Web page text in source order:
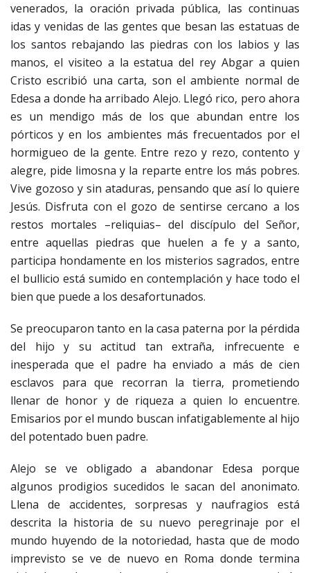
venerados, la oración privada pública, las continuas
idas y venidas de las gentes que besan las estatuas de
los santos rebajando las piedras con los labios y las
manos, el visiteo a la estatua del rey Abgar a quien
Cristo escribió una carta, son el ambiente normal de
Edesa a donde ha arribado Alejo. Llegó rico, pero ahora
es un mendigo más de los que abundan entre los
pórticos y en los ambientes más frecuentados por el
hormigueo de la gente. Entre rezo y rezo, contento y
alegre, pide limosna y la reparte entre los más pobres.
Vive gozoso y sin ataduras, pensando que así lo quiere
Jesús. Disfruta con el gozo de sentirse cercano a los
restos mortales –reliquias– del discípulo del Señor,
entre aquellas piedras que huelen a fe y a santo,
participa hondamente en los misterios sagrados, entre
el bullicio está sumido en contemplación y hace todo el
bien que puede a los desafortunados.
Se preocuparon tanto en la casa paterna por la pérdida
del hijo y su actitud tan extraña, infrecuente e
inesperada que el padre ha enviado a más de cien
esclavos para que recorran la tierra, prometiendo
llenar de honor y de riqueza a quien lo encuentre.
Emisarios por el mundo buscan infatigablemente al hijo
del potentado buen padre.
Alejo se ve obligado a abandonar Edesa porque
algunos prodigios sucedidos le sacan del anonimato.
Llena de accidentes, sorpresas y naufragios está
descrita la historia de su nuevo peregrinaje por el
mundo huyendo de la notoriedad, hasta que de modo
imprevisto se ve de nuevo en Roma donde termina